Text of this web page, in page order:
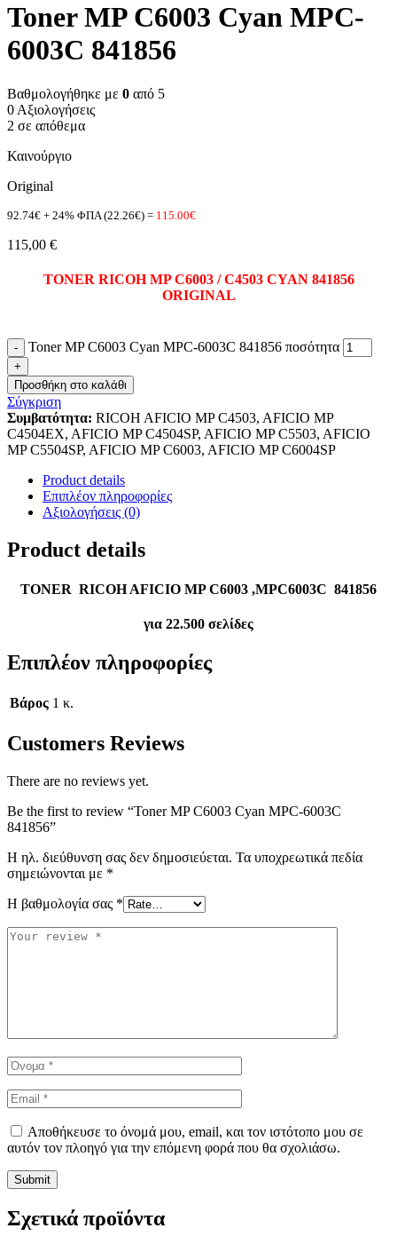
Toner MP C6003 Cyan MPC-
6003C 841856
Βαθμολογήθηκε με 0 από 5
0 Αξιολογήσεις
2 σε απόθεμα
Καινούργιο
Original
92.74€ + 24% ΦΠΑ (22.26€) = 115.00€
115,00 €
TONER RICOH MP C6003 / C4503 CYAN841856
ORIGINAL
Toner MP C6003 Cyan MPC-6003C 841856 ποσότητα
Προσθήκη στο καλάθι
Σύγκριση
Συμβατότητα: RICOH AFICIO MP C4503, AFICIO MP
C4504EX, AFICIO MP C4504SP, AFICIO MP C5503, AFICIO
MP C5504SP, AFICIO MP C6003, AFICIO MP C6004SP
Product details
Επιπλέον πληροφορίες
Αξιολογήσεις (0)
Product details
TONER RICOH AFICIO MP C6003 ,MPC6003C 841856
για 22.500 σελίδες
Επιπλέον πληροφορίες
Βάρος 1 κ.
Customers Reviews
There are no reviews yet.
Be the first to review “Toner MP C6003 Cyan MPC-6003C
841856”
Η ηλ. διεύθυνση σας δεν δημοσιεύεται. Τα υποχρεωτικά πεδία
σημειώνονται με *
Η βαθμολογία σας *
Αποθήκευσε το όνομά μου, email, και τον ιστότοπο μου σε
αυτόν τον πλοηγό για την επόμενη φορά που θα σχολιάσω.
Σχετικά προϊόντα